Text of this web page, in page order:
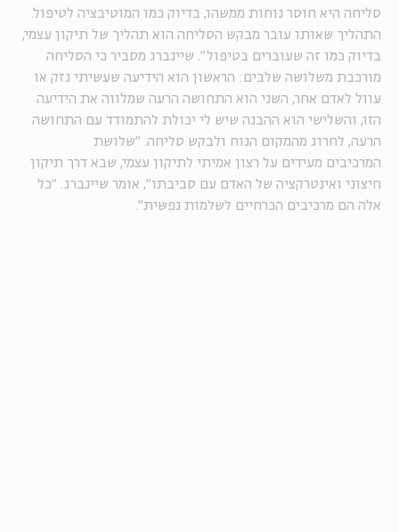
סליחה היא חוסר נוחות ממשהו, בדיוק כמו המוטיבציה לטיפול.
התהליך שאותו עובר מבקש הסליחה הוא תהליך של תיקון עצמי,
בדיוק כמו זה שעוברים בטיפול". שיינברג מסביר כי הסליחה
מורכבת משלושה שלבים: הראשון הוא הידיעה שעשיתי נזק או
עוול לאדם אחר, השני הוא התחושה הרעה שמלווה את הידיעה
הזו, והשלישי הוא ההבנה שיש לי יכולת להתמודד עם התחושה
הרעה, לחרוג מהמקום הנוח ולבקש סליחה. "שלושת
המרכיבים מעידים על רצון אמיתי לתיקון עצמי, שבא דרך תיקון
חיצוני ואינטרקציה של האדם עם סביבתו", אומר שיינברג. "כל
אלה הם מרכיבים הכרחיים לשלמות נפשית".